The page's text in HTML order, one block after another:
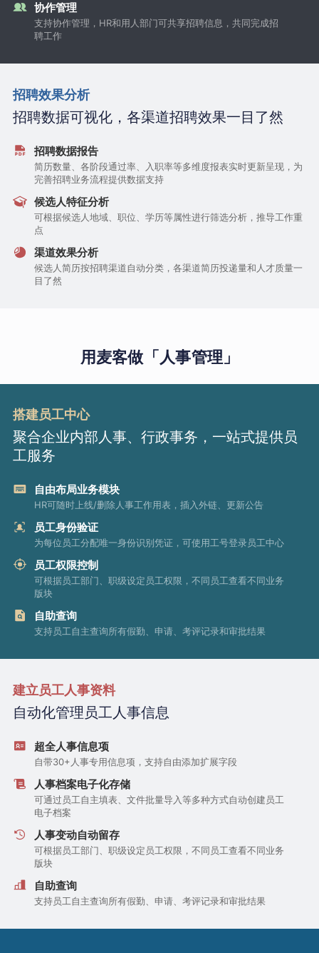
协作管理
支持协作管理，HR和用人部门可共享招聘信息，共同完成招
聘工作
招聘效果分析
招聘数据可视化，各渠道招聘效果一目了然
招聘数据报告
简历数量、各阶段通过率、入职率等多维度报表实时更新呈现，为
完善招聘业务流程提供数据支持
候选人特征分析
可根据候选人地域、职位、学历等属性进行筛选分析，推导工作重
点
渠道效果分析
候选人简历按招聘渠道自动分类，各渠道简历投递量和人才质量一
目了然
用麦客做「人事管理」
搭建员工中心
聚合企业内部人事、行政事务，一站式提供员
工服务
自由布局业务模块
HR可随时上线/删除人事工作用表，插入外链、更新公告
员工身份验证
为每位员工分配唯一身份识别凭证，可使用工号登录员工中心
员工权限控制
可根据员工部门、职级设定员工权限，不同员工查看不同业务
版块
自助查询
支持员工自主查询所有假勤、申请、考评记录和审批结果
建立员工人事资料
自动化管理员工人事信息
超全人事信息项
自带30+人事专用信息项，支持自由添加扩展字段
人事档案电子化存储
可通过员工自主填表、文件批量导入等多种方式自动创建员工
电子档案
人事变动自动留存
可根据员工部门、职级设定员工权限，不同员工查看不同业务
版块
自助查询
支持员工自主查询所有假勤、申请、考评记录和审批结果